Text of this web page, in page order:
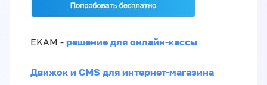
EKAM - решение для онлайн-кассы
Движок и CMS для интернет-магазина